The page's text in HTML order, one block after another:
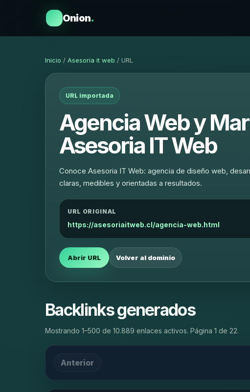
Onion.
Inicio / Asesoria it web / URL
URL importada
Agencia Web y
Asesoria IT Web
Conoce Asesoria IT Web: agencia de diseño web,
claras, medibles y orientadas a resultados.
URL ORIGINAL
https://asesoriaitweb.cl/agencia-web.html
Abrir URL Volver al dominio
Backlinks generados
Mostrando 1–500 de 10.889 enlaces activos. Página 1 de 22.
Anterior